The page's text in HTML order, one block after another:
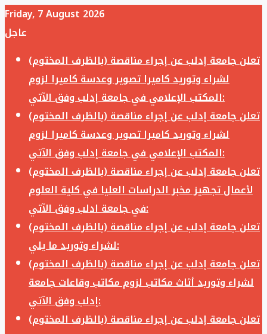
Friday, 7 August 2026
عاجل
تعلن جامعة إدلب عن إجراء مناقصة (بالظرف المختوم)
لشراء وتوريد كاميرا تصوير وعدسة كاميرا لزوم
المكتب الإعلامي في جامعة إدلب وفق الآتي:
تعلن جامعة إدلب عن إجراء مناقصة (بالظرف المختوم)
لشراء وتوريد كاميرا تصوير وعدسة كاميرا لزوم
المكتب الإعلامي في جامعة إدلب وفق الآتي:
تعلن جامعة إدلب عن إجراء مناقصة (بالظرف المختوم)
لأعمال تجهيز مخبر الدراسات العليا في كلية العلوم
في جامعة ادلب وفق الآتي:
تعلن جامعة إدلب عن إجراء مناقصة (بالظرف المختوم)
لشراء وتوريد ما يلي:
تعلن جامعة إدلب عن إجراء مناقصة (بالظرف المختوم)
لشراء وتوريد أثاث مكاتب لزوم مكاتب وقاعات جامعة
إدلب وفق الآتي:
تعلن جامعة إدلب عن إجراء مناقصة (بالظرف المختوم)